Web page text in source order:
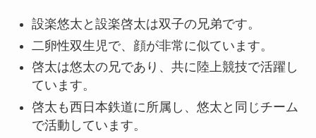
設楽悠太と設楽啓太は双子の兄弟です。
二卵性双生児で、顔が非常に似ています。
啓太は悠太の兄であり、共に陸上競技で活躍し
ています。
啓太も西日本鉄道に所属し、悠太と同じチーム
で活動しています。